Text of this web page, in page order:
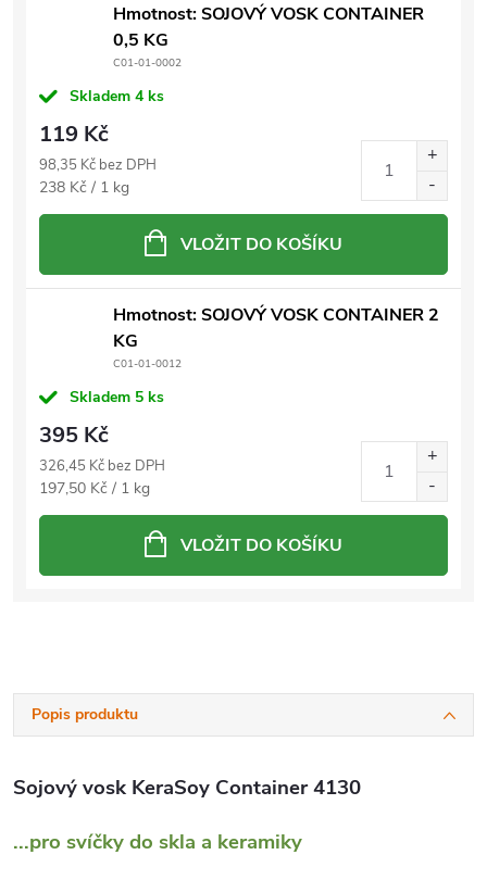
Hmotnost: SOJOVÝ VOSK CONTAINER
0,5 KG
C01-01-0002
Skladem 4 ks
119 Kč
98,35 Kč bez DPH
Měrná
cena:
238 Kč / 1 kg
VLOŽIT DO KOŠÍKU
Hmotnost: SOJOVÝ VOSK CONTAINER 2
KG
C01-01-0012
Skladem 5 ks
395 Kč
326,45 Kč bez DPH
Měrná
cena:
197,50 Kč / 1 kg
VLOŽIT DO KOŠÍKU
Popis produktu
Sojový vosk KeraSoy Container 4130
...pro svíčky do skla a keramiky